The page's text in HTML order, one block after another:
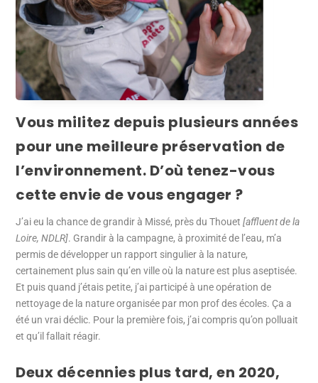
Vous militez depuis plusieurs années
pour une meilleure préservation de
l’environnement. D’où tenez-vous
cette envie de vous engager ?
J’ai eu la chance de grandir à Missé, près du Thouet [affluent de la
Loire, NDLR]. Grandir à la campagne, à proximité de l’eau, m’a
permis de développer un rapport singulier à la nature,
certainement plus sain qu’en ville où la nature est plus aseptisée.
Et puis quand j’étais petite, j’ai participé à une opération de
nettoyage de la nature organisée par mon prof des écoles. Ça a
été un vrai déclic. Pour la première fois, j’ai compris qu’on polluait
et qu’il fallait réagir.
Deux décennies plus tard, en 2020,